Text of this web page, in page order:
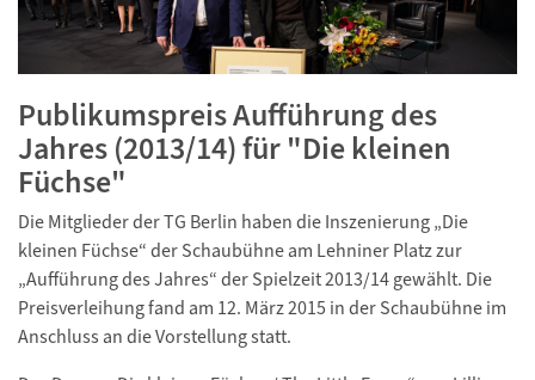
Publikumspreis Aufführung des
Jahres (2013/14) für "Die kleinen
Füchse"
Die Mitglieder der TG Berlin haben die Inszenierung „Die
kleinen Füchse“ der Schaubühne am Lehniner Platz zur
„Aufführung des Jahres“ der Spielzeit 2013/14 gewählt. Die
Preisverleihung fand am 12. März 2015 in der Schaubühne im
Anschluss an die Vorstellung statt.